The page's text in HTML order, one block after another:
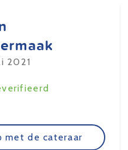
2021
met de cateraar